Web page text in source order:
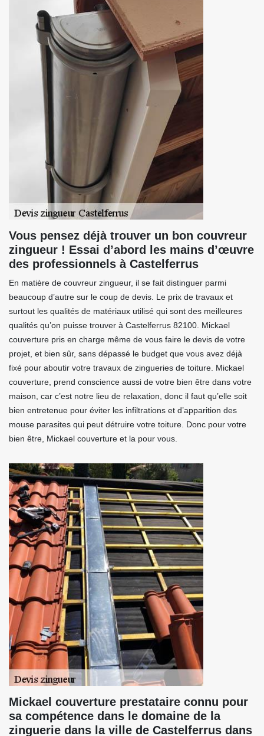
Vous pensez déjà trouver un bon couvreur
zingueur ! Essai d’abord les mains d’œuvre
des professionnels à Castelferrus
En matière de couvreur zingueur, il se fait distinguer parmi
beaucoup d’autre sur le coup de devis. Le prix de travaux et
surtout les qualités de matériaux utilisé qui sont des meilleures
qualités qu’on puisse trouver à Castelferrus 82100. Mickael
couverture pris en charge même de vous faire le devis de votre
projet, et bien sûr, sans dépassé le budget que vous avez déjà
fixé pour aboutir votre travaux de zingueries de toiture. Mickael
couverture, prend conscience aussi de votre bien être dans votre
maison, car c’est notre lieu de relaxation, donc il faut qu’elle soit
bien entretenue pour éviter les infiltrations et d’apparition des
mouse parasites qui peut détruire votre toiture. Donc pour votre
bien être, Mickael couverture et la pour vous.
Mickael couverture prestataire connu pour
sa compétence dans le domaine de la
zinguerie dans la ville de Castelferrus dans